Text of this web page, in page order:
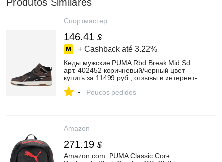
Produtos Similares
Спортмастер
146.41 $
+ Cashback até 3.22%
Кеды мужские PUMA Rbd Break Mid Sd
арт. 402452 коричневый/черный цвет —
купить за 11499 руб., отзывы в интернет-
- Poucos pedidos
Amazon
271.19 $
Amazon.com: PUMA Classic Core